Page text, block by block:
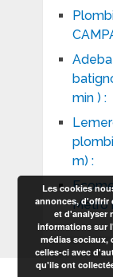
min ) :
m) :
Métro
Les cookies
annonces, d'offrir
et d'analyser
informations sur
médias sociaux,
celles-ci avec
qu'ils ont